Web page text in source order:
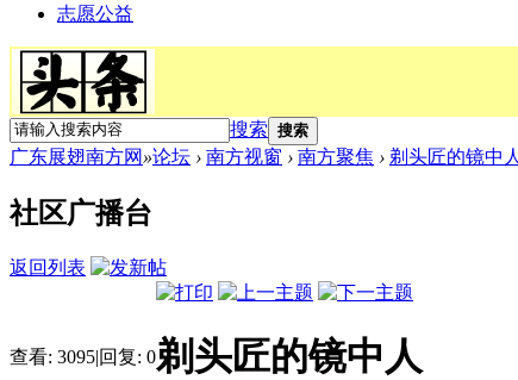
志愿公益
搜索 搜索
广东展翅南方网 »论坛 › 南方视窗 › 南方聚焦 › 剃头匠的镜中人
社区广播台
返回列表
查看: 3095|回复: 0剃头匠的镜中人